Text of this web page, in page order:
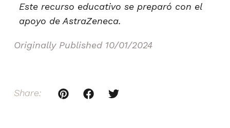
Este recurso educativo se preparó con el
apoyo de AstraZeneca.
Originally Published 10/01/2024
Share: